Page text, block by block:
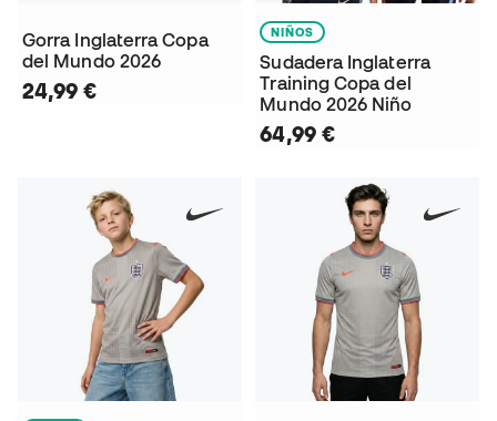
Gorra Inglaterra Copa
del Mundo 2026
24,99 €
NIÑOS
Sudadera Inglaterra
Training Copa del
Mundo 2026 Niño
64,99 €